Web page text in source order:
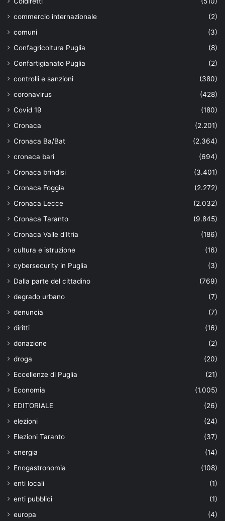
commercio internazionale
(2)
comuni
(3)
Confagricoltura Puglia
(8)
Confartigianato Puglia
(2)
controlli e sanzioni
(380)
coronavirus
(428)
Covid 19
(180)
Cronaca
(2.201)
Cronaca Ba/Bat
(2.364)
cronaca bari
(694)
Cronaca brindisi
(3.401)
Cronaca Foggia
(2.272)
Cronaca Lecce
(2.032)
Cronaca Taranto
(9.845)
Cronaca Valle d'Itria
(186)
cultura e istruzione
(16)
cybersecurity in Puglia
(3)
Dalla parte del cittadino
(769)
degrado urbano
(7)
denuncia
(7)
diritti
(16)
donazione
(2)
droga
(20)
Eccellenze di Puglia
(21)
Economia
(1.005)
EDITORIALE
(26)
elezioni
(24)
Elezioni Taranto
(37)
energia
(14)
Enogastronomia
(108)
enti locali
(1)
enti pubblici
(1)
europa
(4)